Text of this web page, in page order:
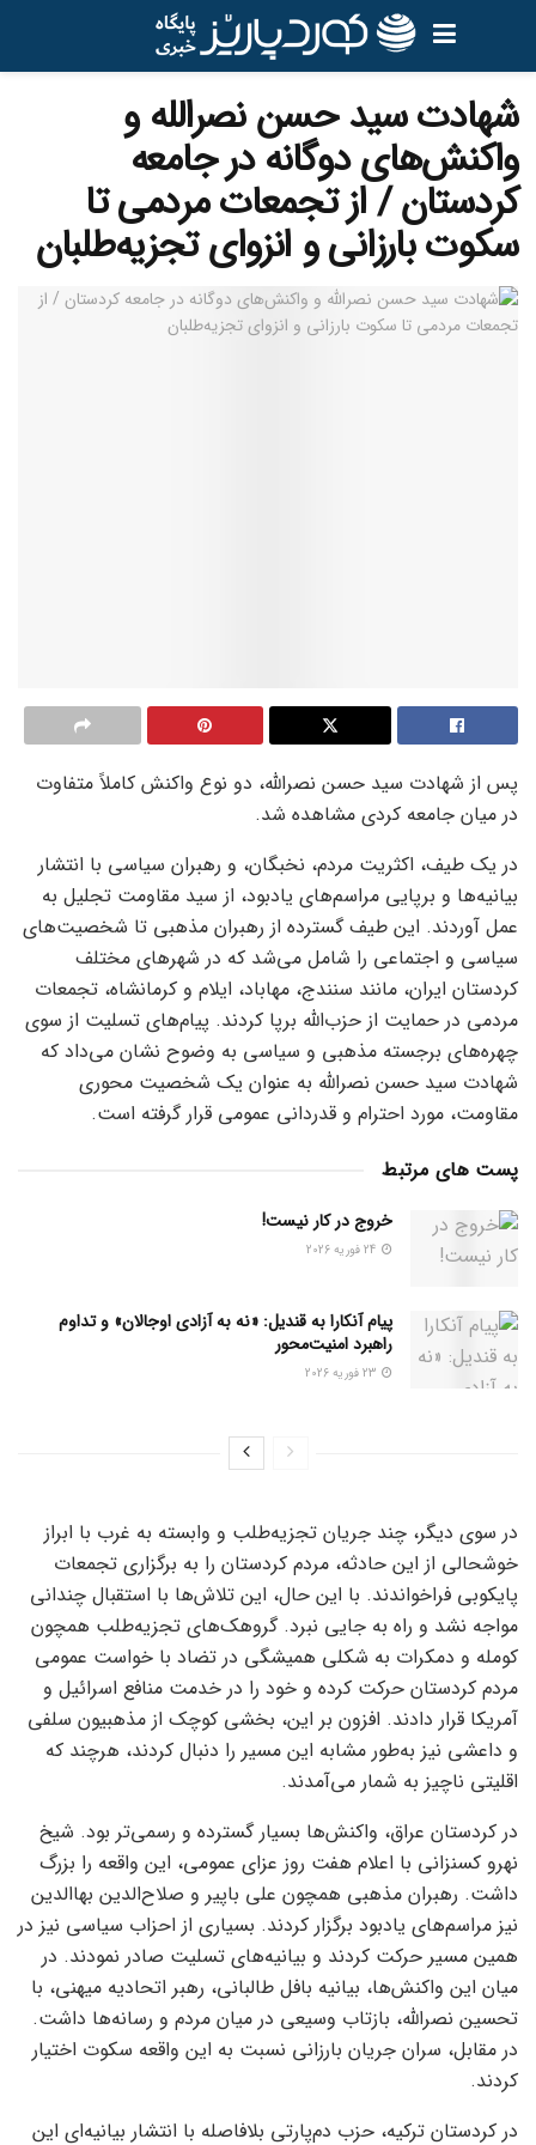
شهادت سید حسن نصرالله و
واکنش‌های دوگانه در جامعه
کردستان / از تجمعات مردمی تا
سکوت بارزانی و انزوای تجزیه‌طلبان
پس از شهادت سید حسن نصرالله، دو نوع واکنش کاملاً متفاوت
در میان جامعه کردی مشاهده شد.
در یک طیف، اکثریت مردم، نخبگان، و رهبران سیاسی با انتشار
بیانیه‌ها و برپایی مراسم‌های یادبود، از سید مقاومت تجلیل به
عمل آوردند. این طیف گسترده از رهبران مذهبی تا شخصیت‌های
سیاسی و اجتماعی را شامل می‌شد که در شهرهای مختلف
کردستان ایران، مانند سنندج، مهاباد، ایلام و کرمانشاه، تجمعات
مردمی در حمایت از حزب‌الله برپا کردند. پیام‌های تسلیت از سوی
چهره‌های برجسته مذهبی و سیاسی به وضوح نشان می‌داد که
شهادت سید حسن نصرالله به عنوان یک شخصیت محوری
مقاومت، مورد احترام و قدردانی عمومی قرار گرفته است.
پست های مرتبط
خروج در کار نیست!
پیام آنکارا به قندیل: «نه به آزادی اوجالان» و تداوم
راهبرد امنیت‌محور
در سوی دیگر، چند جریان تجزیه‌طلب و وابسته به غرب با ابراز
خوشحالی از این حادثه، مردم کردستان را به برگزاری تجمعات
پایکوبی فراخواندند. با این حال، این تلاش‌ها با استقبال چندانی
مواجه نشد و راه به جایی نبرد. گروهک‌های تجزیه‌طلب همچون
کومله و دمکرات به شکلی همیشگی در تضاد با خواست عمومی
مردم کردستان حرکت کرده و خود را در خدمت منافع اسرائیل و
آمریکا قرار دادند. افزون بر این، بخشی کوچک از مذهبیون سلفی
و داعشی نیز به‌طور مشابه این مسیر را دنبال کردند، هرچند که
اقلیتی ناچیز به شمار می‌آمدند.
در کردستان عراق، واکنش‌ها بسیار گسترده و رسمی‌تر بود. شیخ
نهرو کسنزانی با اعلام هفت روز عزای عمومی، این واقعه را بزرگ
داشت. رهبران مذهبی همچون علی باپیر و صلاح‌الدین بهاالدین
نیز مراسم‌های یادبود برگزار کردند. بسیاری از احزاب سیاسی نیز در
همین مسیر حرکت کردند و بیانیه‌های تسلیت صادر نمودند. در
میان این واکنش‌ها، بیانیه بافل طالبانی، رهبر اتحادیه میهنی، با
تحسین نصرالله، بازتاب وسیعی در میان مردم و رسانه‌ها داشت.
در مقابل، سران جریان بارزانی نسبت به این واقعه سکوت اختیار
کردند.
در کردستان ترکیه، حزب دم‌پارتی بلافاصله با انتشار بیانیه‌ای این